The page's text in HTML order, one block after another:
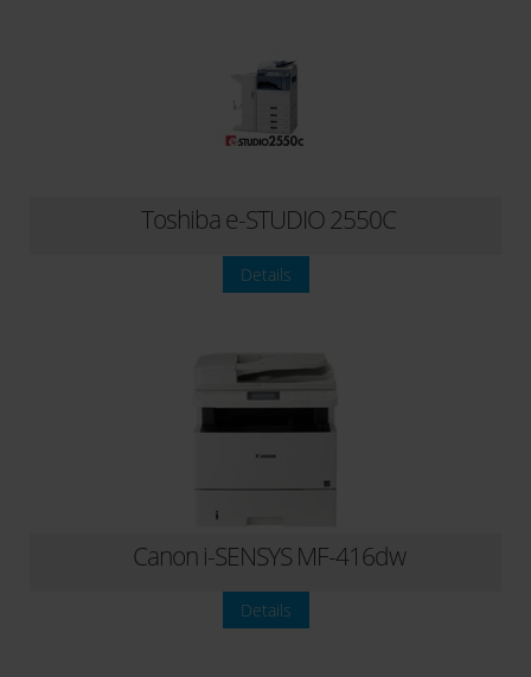
Toshiba e-STUDIO 2550C
Details
Canon i-SENSYS MF-416dw
Details